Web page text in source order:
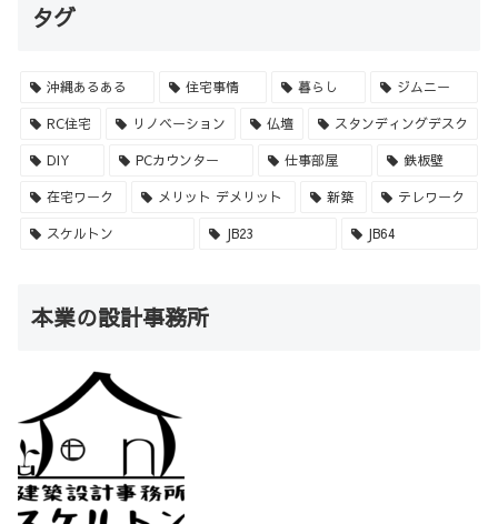
タグ
沖縄あるある 住宅事情 暮らし ジムニー
RC住宅 リノベーション 仏壇 スタンディングデスク
DIY PCカウンター 仕事部屋 鉄板壁
在宅ワーク メリット デメリット 新築 テレワーク
スケルトン JB23 JB64
本業の設計事務所